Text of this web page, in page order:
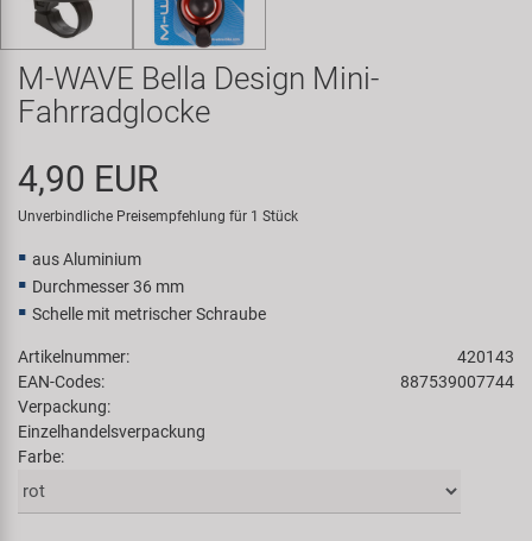
Samox
Smart
Super B
Trail-Gator
Markenübersicht
M-WAVE Bella Design Mini-
Fahrradglocke
4,90 EUR
Unverbindliche Preisempfehlung für 1 Stück
aus Aluminium
Durchmesser 36 mm
Schelle mit metrischer Schraube
Artikelnummer:
420143
EAN-Codes:
887539007744
Verpackung:
Einzelhandelsverpackung
Farbe: